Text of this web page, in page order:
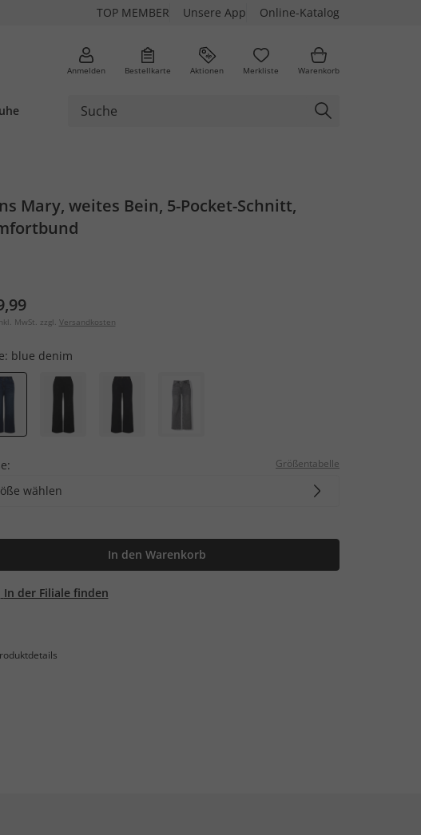
TOP MEMBER Unsere App Online-Katalog
Anmelden Bestellkarte Aktionen Merkliste Warenkorb
Mary, weites Bein, 5-Pocket-Schnitt,
MwSt. zzgl. Versandkosten
blue denim
Größentabelle
wählen
In den Warenkorb
In der Filiale finden